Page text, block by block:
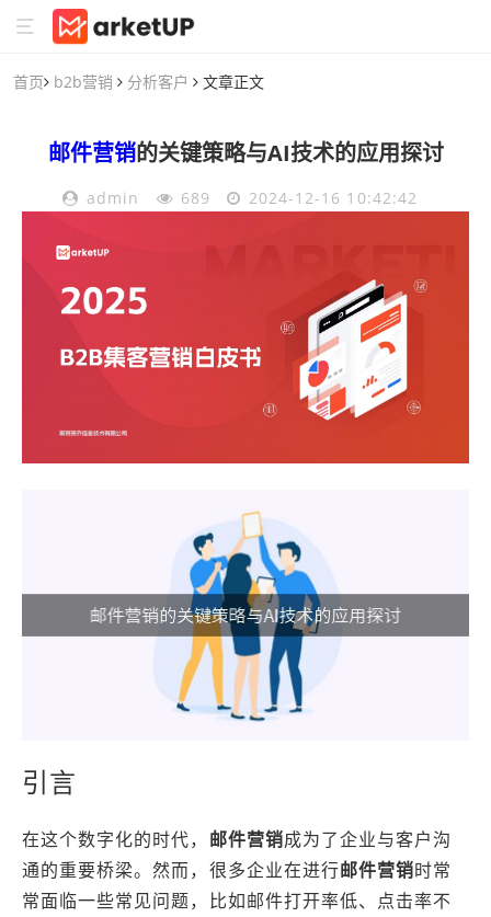
首页 b2b营销 分析客户 文章正文
邮件营销的关键策略与AI技术的应用探讨
admin 689 2024-12-16 10:42:42
引言
在这个数字化的时代， 邮件营销成为了企业与客户沟
通的重要桥梁。然而，很多企业在进行邮件营销时常
常面临一些常见问题，比如邮件打开率低、点击率不